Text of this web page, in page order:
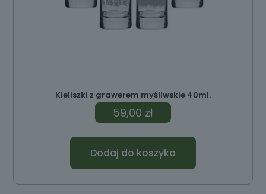
Kieliszki z grawerem myśliwskie 40ml.
59,00 zł
Dodaj do koszyka